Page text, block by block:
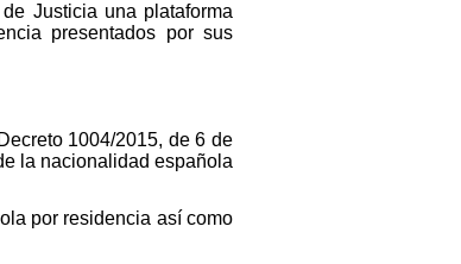
Justicia una plataforma
presentados por sus
1004/2015, de 6 de
la nacionalidad española
por residencia así como